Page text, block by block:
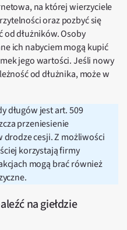
na której wierzyciele
oraz pozbyć się
od dłużników. Osoby
ich nabyciem mogą kupić
jego wartości. Jeśli nowy
od dłużnika, może w
długów jest art. 509
przeniesienie
drodze cesji. Z możliwości
korzystają firmy
mogą brać również
na giełdzie